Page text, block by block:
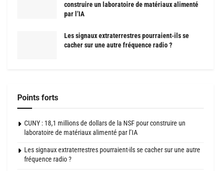
construire un laboratoire de matériaux alimenté
par l’IA
Les signaux extraterrestres pourraient-ils se
cacher sur une autre fréquence radio ?
Points forts
CUNY : 18,1 millions de dollars de la NSF pour construire un
laboratoire de matériaux alimenté par l’IA
Les signaux extraterrestres pourraient-ils se cacher sur une autre
fréquence radio ?